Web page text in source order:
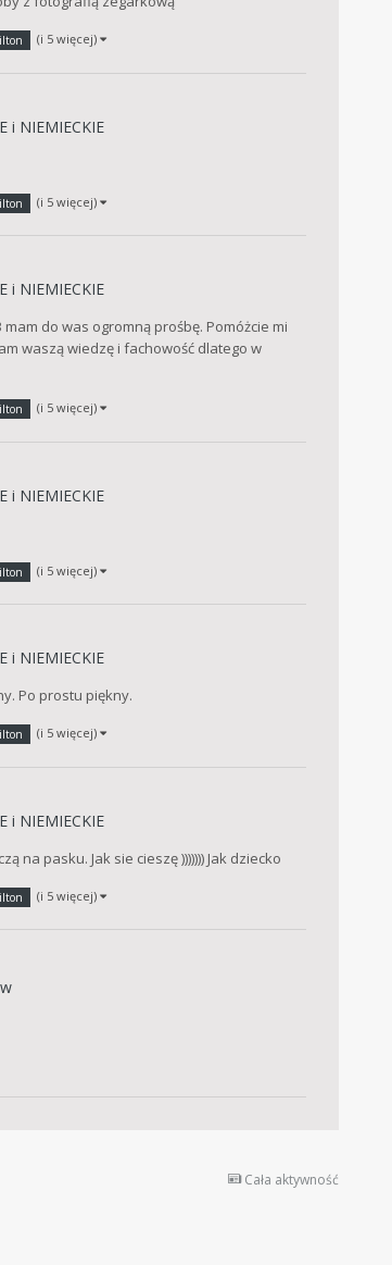
(i 5 więcej)
i NIEMIECKIE
(i 5 więcej)
i NIEMIECKIE
do was ogromną prośbę. Pomóżcie mi
waszą wiedzę i fachowość dlatego w
(i 5 więcej)
i NIEMIECKIE
(i 5 więcej)
i NIEMIECKIE
Po prostu piękny.
(i 5 więcej)
i NIEMIECKIE
na pasku. Jak sie cieszę ))))))) Jak dziecko
(i 5 więcej)
Cała aktywność